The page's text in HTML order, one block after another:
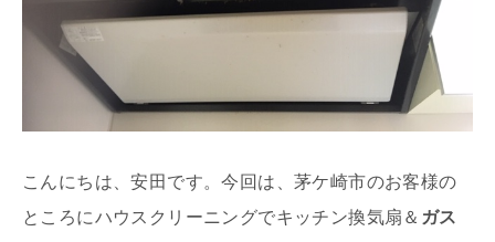
こんにちは、安田です。今回は、茅ケ崎市のお客様の
ところにハウスクリーニングでキッチン換気扇＆ ガス